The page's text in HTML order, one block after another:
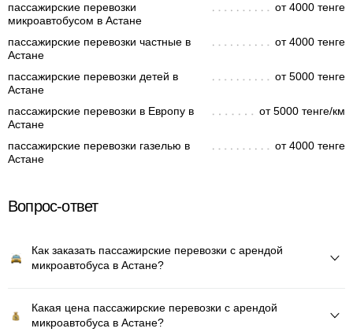
пассажирские перевозки
микроавтобусом в Астане
от 4000 тенге
пассажирские перевозки частные в
Астане
от 4000 тенге
пассажирские перевозки детей в
Астане
от 5000 тенге
пассажирские перевозки в Европу в
Астане
от 5000 тенге/км
пассажирские перевозки газелью в
Астане
от 4000 тенге
Вопрос-ответ
Как заказать пассажирские перевозки с арендой
микроавтобуса в Астане?
Какая цена пассажирские перевозки с арендой
микроавтобуса в Астане?